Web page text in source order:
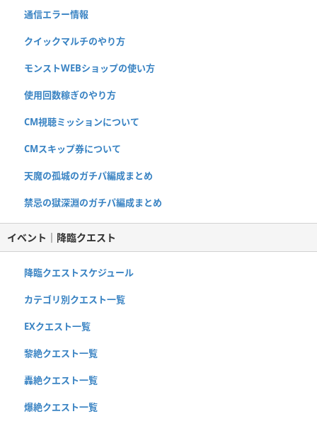
通信エラー情報
クイックマルチのやり方
モンストWEBショップの使い方
使用回数稼ぎのやり方
CM視聴ミッションについて
CMスキップ券について
天魔の孤城のガチパ編成まとめ
禁忌の獄深淵のガチパ編成まとめ
イベント｜降臨クエスト
降臨クエストスケジュール
カテゴリ別クエスト一覧
EXクエスト一覧
黎絶クエスト一覧
轟絶クエスト一覧
爆絶クエスト一覧